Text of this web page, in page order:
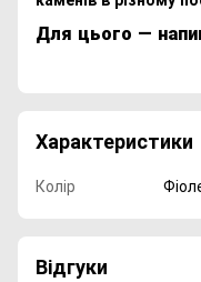
Для цього ―
Характеристики
Колір
Відгуки